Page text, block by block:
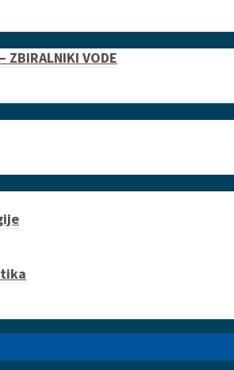
ZBIRALNIKI VODE